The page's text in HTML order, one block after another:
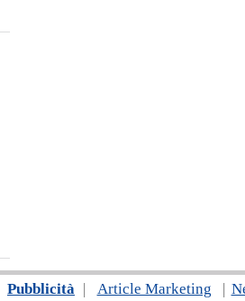
Pubblicità | Article Marketing |